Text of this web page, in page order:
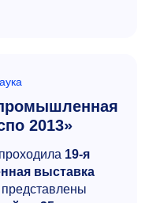
2013»
19-я
выставка